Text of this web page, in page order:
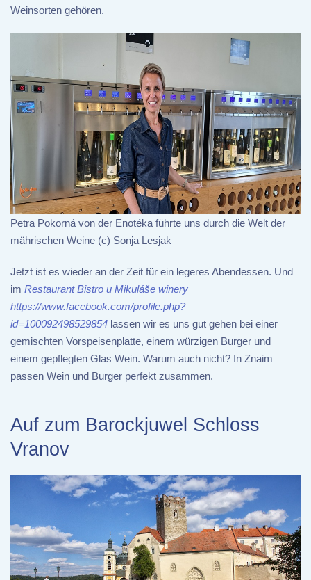
Weinsorten gehören.
Petra Pokorná von der Enotéka führte uns durch die Welt der
mährischen Weine (c) Sonja Lesjak
Jetzt ist es wieder an der Zeit für ein legeres Abendessen. Und
im Restaurant Bistro u Mikuláše winery
https://www.facebook.com/profile.php?
id=100092498529854 lassen wir es uns gut gehen bei einer
gemischten Vorspeisenplatte, einem würzigen Burger und
einem gepflegten Glas Wein. Warum auch nicht? In Znaim
passen Wein und Burger perfekt zusammen.
Auf zum Barockjuwel Schloss
Vranov